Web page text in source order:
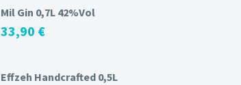
Mil Gin 0,7L 42%Vol
33,90 €
Effzeh Handcrafted 0,5L